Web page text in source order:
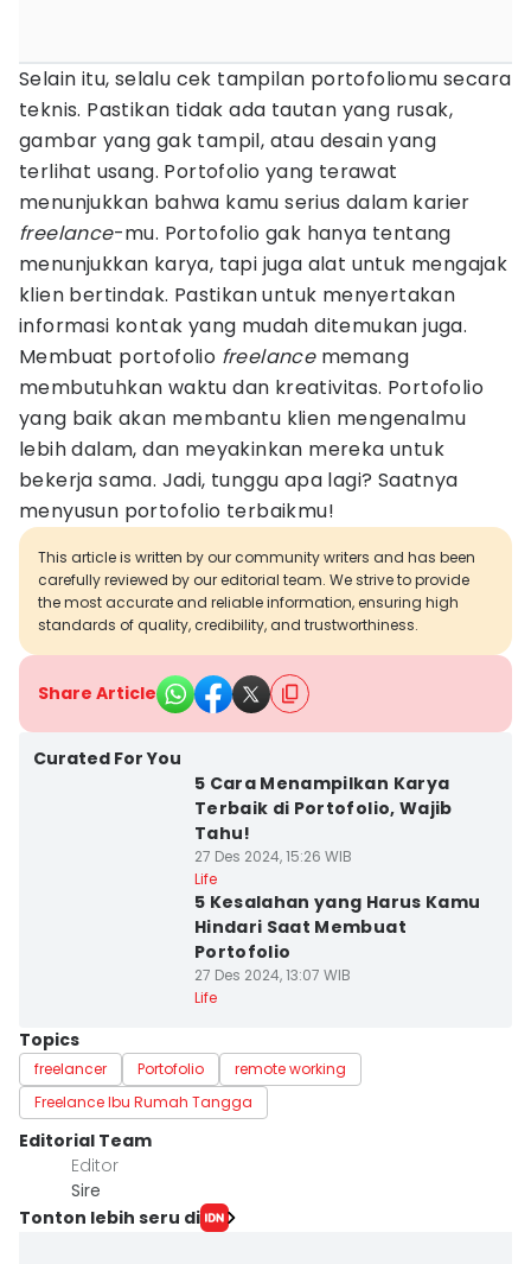
Selain itu, selalu cek tampilan portofoliomu secara
teknis. Pastikan tidak ada tautan yang rusak,
gambar yang gak tampil, atau desain yang
terlihat usang. Portofolio yang terawat
menunjukkan bahwa kamu serius dalam karier
freelance-mu. Portofolio gak hanya tentang
menunjukkan karya, tapi juga alat untuk mengajak
klien bertindak. Pastikan untuk menyertakan
informasi kontak yang mudah ditemukan juga.
Membuat portofolio freelancememang
membutuhkan waktu dan kreativitas. Portofolio
yang baik akan membantu klien mengenalmu
lebih dalam, dan meyakinkan mereka untuk
bekerja sama. Jadi, tunggu apa lagi? Saatnya
menyusun portofolio terbaikmu!
This article is written by our community writers and has been
carefully reviewed by our editorial team. We strive to provide
the most accurate and reliable information, ensuring high
standards of quality, credibility, and trustworthiness.
Share Article
Curated For You
5 Cara Menampilkan Karya
Terbaik di Portofolio, Wajib
Tahu!
27 Des 2024, 15:26 WIB
Life
5 Kesalahan yang Harus Kamu
Hindari Saat Membuat
Portofolio
27 Des 2024, 13:07 WIB
Life
Topics
freelancer Portofolio
remote working
Freelance Ibu Rumah Tangga
Editorial Team
Editor
Sire
Tonton lebih seru di